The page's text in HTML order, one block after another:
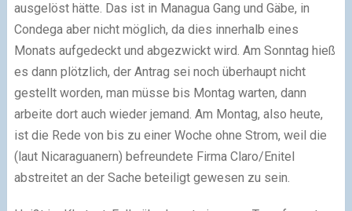
ausgelöst hätte. Das ist in Managua Gang und Gäbe, in
Condega aber nicht möglich, da dies innerhalb eines
Monats aufgedeckt und abgezwickt wird. Am Sonntag hieß
es dann plötzlich, der Antrag sei noch überhaupt nicht
gestellt worden, man müsse bis Montag warten, dann
arbeite dort auch wieder jemand. Am Montag, also heute,
ist die Rede von bis zu einer Woche ohne Strom, weil die
(laut Nicaraguanern) befreundete Firma Claro/Enitel
abstreitet an der Sache beteiligt gewesen zu sein.